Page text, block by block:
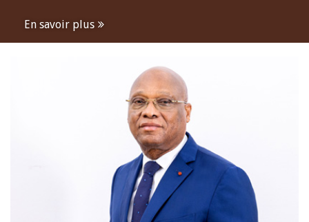
En savoir plus